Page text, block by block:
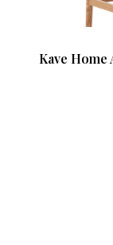
Kave Home